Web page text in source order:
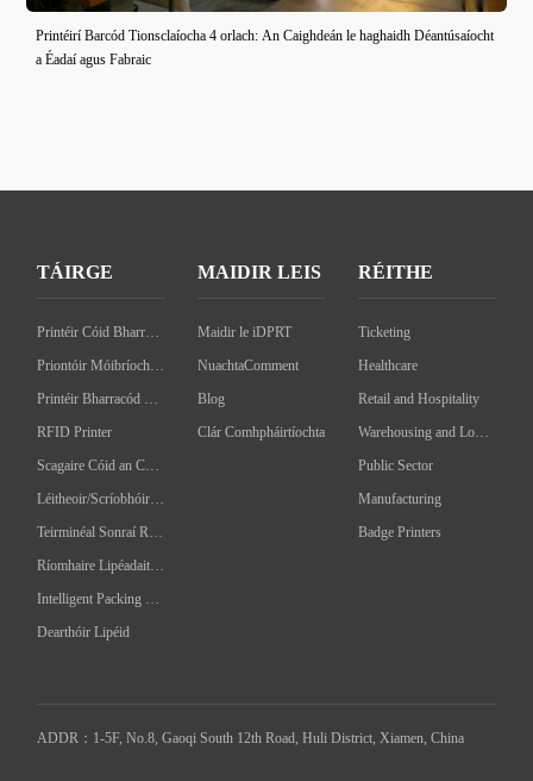
Printéirí Barcód Tionsclaíocha 4 orlach: An Caighdeán le haghaidh Déantúsaíocht
a Éadaí agus Fabraic
TÁIRGE
RFID Printer
Dearthóir Lipéid
MAIDIR LEIS
Maidir le iDPRT
NuachtaComment
Blog
Clár Comhpháirtíochta
RÉITHE
Ticketing
Healthcare
Retail and Hospitality
Public Sector
Manufacturing
Badge Printers
ADDR：1-5F, No.8, Gaoqi South 12th Road, Huli District, Xiamen, China